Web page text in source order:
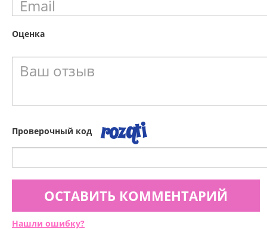
Оценка
Проверочный код
ОСТАВИТЬ КОММЕНТАРИЙ
Нашли ошибку?